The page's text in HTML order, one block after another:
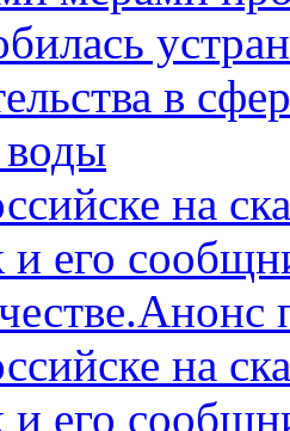
в
воды
на
и его
на
и его